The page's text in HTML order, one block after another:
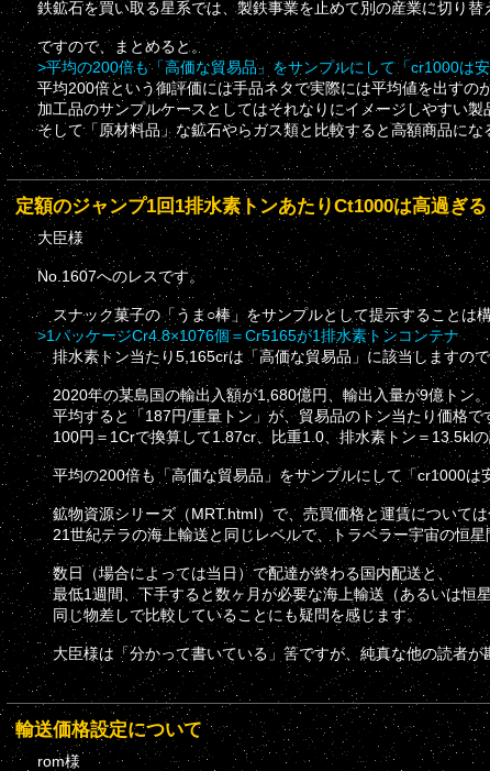
鉄鉱石を買い取る星系では、製鉄事業を止めて別の産業に切り
ですので、まとめると。
>平均の200倍も「高価な貿易品」をサンプルにして「cr1000は
平均200倍という御評価には手品ネタで実際には平均値を出すの
加工品のサンプルケースとしてはそれなりにイメージしやすい
そして「原材料品」な鉱石やらガス類と比較すると高額商品に
定額のジャンプ1回1排水素トンあたりCt1000は高過ぎる
大臣様
No.1607へのレスです。
スナック菓子の「うま○棒」をサンプルとして提示することは構
>1パッケージCr4.8×1076個＝Cr5165が1排水素トンコンテナ
排水素トン当たり5,165crは「高価な貿易品」に該当しますの
2020年の某島国の輸出入額が1,680億円、輸出入量が9億トン。
平均すると「187円/重量トン」が、貿易品のトン当たり価格で
100円＝1Crで換算して1.87cr、比重1.0、排水素トン＝13.5kl
平均の200倍も「高価な貿易品」をサンプルにして「cr1000は
鉱物資源シリーズ（MRT.html）で、売買価格と運賃については
21世紀テラの海上輸送と同じレベルで、トラベラー宇宙の恒星
数日（場合によっては当日）で配達が終わる国内配送と、
最低1週間、下手すると数ヶ月が必要な海上輸送（あるいは恒
同じ物差しで比較していることにも疑問を感じます。
大臣様は「分かって書いている」筈ですが、純真な他の読者が
輸送価格設定について
rom様